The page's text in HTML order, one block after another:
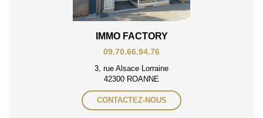
IMMO FACTORY
09.70.66.94.76
3, rue Alsace Lorraine
42300 ROANNE
CONTACTEZ-NOUS